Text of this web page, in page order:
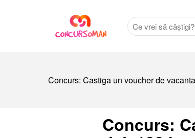
Concurs: Castiga un voucher de
Concurs: